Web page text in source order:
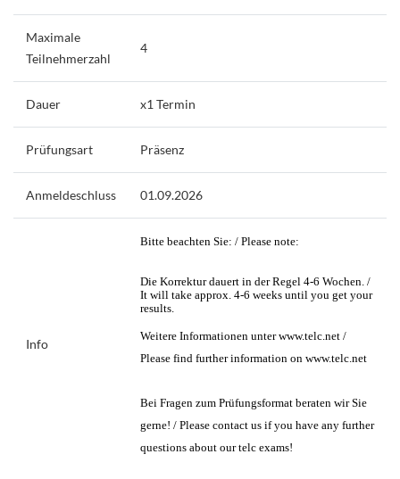
Maximale
Teilnehmerzahl
4
Dauer x1 Termin
Prüfungsart Präsenz
Anmeldeschluss 01.09.2026
Info
Bitte beachten Sie: / Please note:
Die Korrektur dauert in der Regel 4-6 Wochen. /
It will take approx. 4-6 weeks until you get your
results.
Weitere Informationen unter www.telc.net /
Please find further information on www.telc.net
Bei Fragen zum Prüfungsformat beraten wir Sie
gerne! / Please contact us if you have any further
questions about our telc exams!